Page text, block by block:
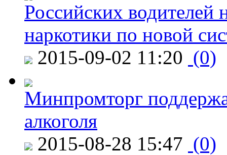
Российских водителей
наркотики по новой
2015-09-02 11:20 (0)
Минпромторг
алкоголя
2015-08-28 15:47 (0)